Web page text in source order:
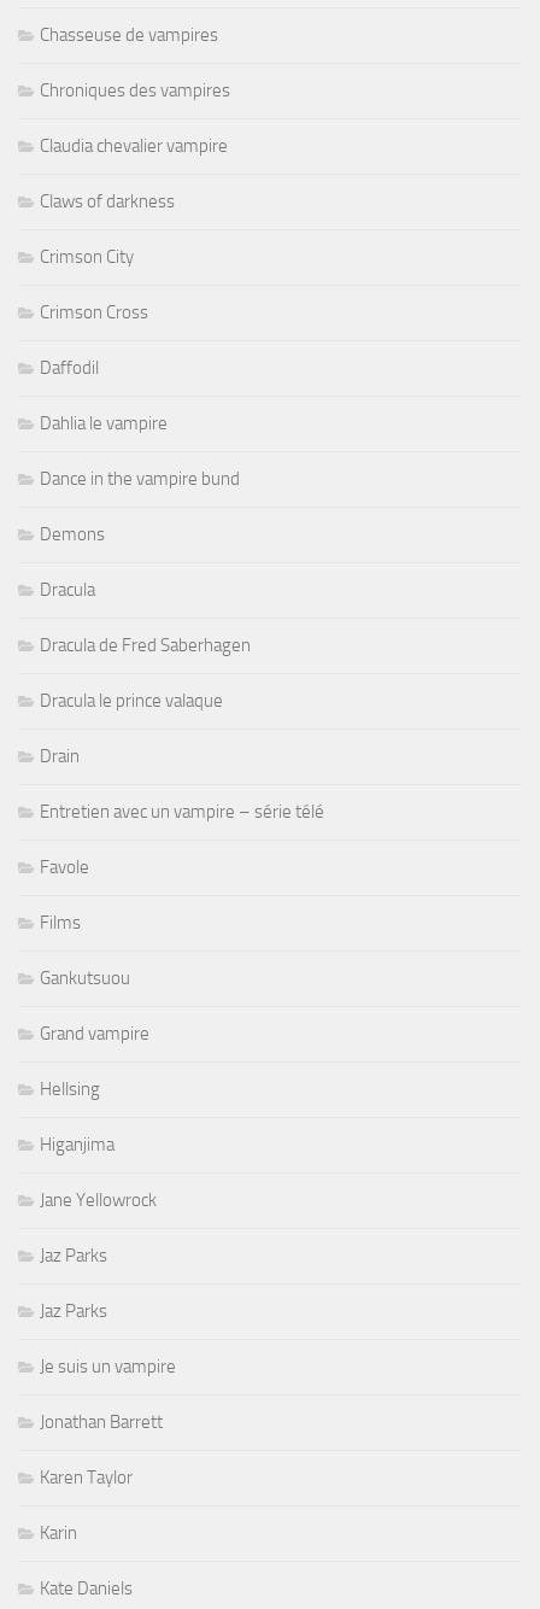
Chasseuse de vampires
Chroniques des vampires
Claudia chevalier vampire
Claws of darkness
Crimson City
Crimson Cross
Daffodil
Dahlia le vampire
Dance in the vampire bund
Demons
Dracula
Dracula de Fred Saberhagen
Dracula le prince valaque
Drain
Entretien avec un vampire – série télé
Favole
Films
Gankutsuou
Grand vampire
Hellsing
Higanjima
Jane Yellowrock
Jaz Parks
Jaz Parks
Je suis un vampire
Jonathan Barrett
Karen Taylor
Karin
Kate Daniels